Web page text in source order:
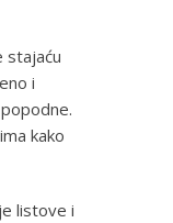
stajaću
i
kako
listove i